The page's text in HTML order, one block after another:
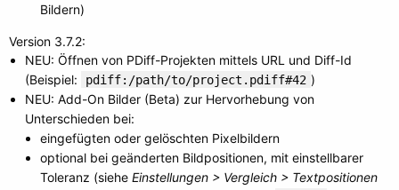
Bildern)
Version 3.7.2:
NEU: Öffnen von PDiff-Projekten mittels URL und Diff-Id
(Beispiel:
pdiff:/path/to/project.pdiff#42 )
NEU: Add-On Bilder (Beta) zur Hervorhebung von
Unterschieden bei:
eingefügten oder gelöschten Pixelbildern
optional bei geänderten Bildpositionen, mit einstellbarer
Toleranz (siehe Einstellungen > Vergleich > Textpositionen